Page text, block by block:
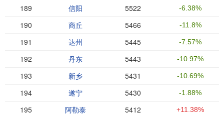
189 信阳 5522 -6.38%
190 商丘 5466 -11.8%
191 达州 5445 -7.57%
192 丹东 5443 -10.97%
193 新乡 5431 -10.69%
194 遂宁 5430 -1.88%
195 阿勒泰 5412 +11.38%